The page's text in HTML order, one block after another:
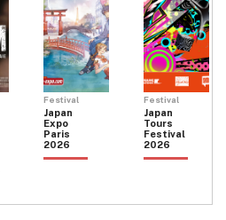
Festival
Japan
Expo
Paris
2026
Festival
Japan
Tours
Festival
2026